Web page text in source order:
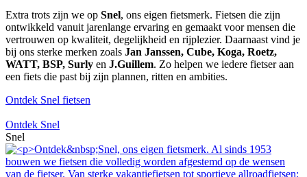
Extra trots zijn we op Snel, ons eigen fietsmerk. Fietsen die zijn
ontwikkeld vanuit jarenlange ervaring en gemaakt voor mensen die
vertrouwen op kwaliteit, degelijkheid en rijplezier. Daarnaast vind je
bij ons sterke merken zoals Jan Janssen, Cube, Koga, Roetz,
WATT, BSP, Surly en J.Guillem. Zo helpen we iedere fietser aan
een fiets die past bij zijn plannen, ritten en ambities.
Ontdek Snel fietsen
Ontdek Snel
Snel